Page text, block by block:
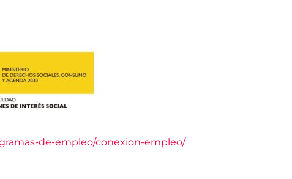
de-empleo/conexion-empleo/